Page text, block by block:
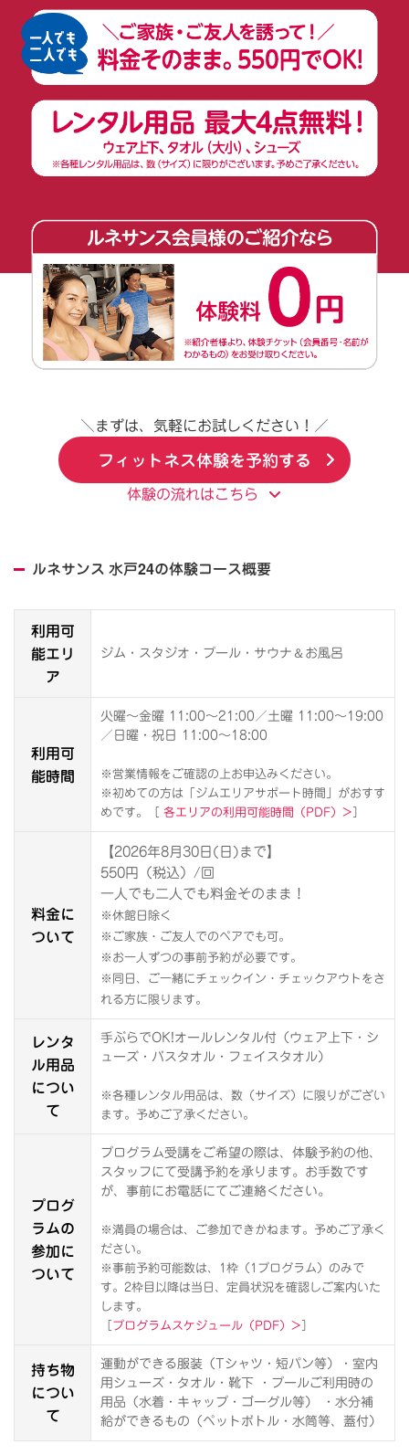
＼まずは、気軽にお試しください！／
フィットネス体験を予約する
体験の流れはこちら
ルネサンス 水戸24の体験コース概要
利用可
能エリ
ア
ジム・スタジオ・プール・サウナ ＆ お風呂
利用可
能時間
火曜～金曜 11:00～21:00／土曜 11:00～19:00
／日曜・祝日 11:00～18:00
※営業情報をご確認の上お申込みください。
※初めての方は「ジムエリアサポート時間」がおすす
めです。［ 各エリアの利用可能時間（PDF）>
料金に
ついて
【2026年8月30日(日)まで】
550円（税込）/回
一人でも二人でも料金そのまま！
※休館日除く
※ご家族・ご友人でのペアでも可。
※お一人ずつの事前予約が必要です。
※同日、ご一緒にチェックイン・チェックアウトをさ
れる方に限ります。
レンタ
ル用品
につい
て
手ぶらでOK!オールレンタル付（ウェア上下・シ
ューズ・バスタオル・フェイスタオル）
※各種レンタル用品は、数（サイズ）に限りがござい
ます。予めご了承ください。
プログ
ラムの
参加に
ついて
プログラム受講をご希望の際は、体験予約の他、
スタッフにて受講予約を承ります。お手数です
が、事前にお電話にてご連絡ください。
※満員の場合は、ご参加できかねます。予めご了承く
ださい。
※事前予約可能数は、1枠（1プログラム）のみで
す。2枠目以降は当日、定員状況を確認しご案内いた
します。
プログラムスケジュール（PDF）>
持ち物
につい
て
運動ができる服装（Tシャツ・短パン等）・室内
用シューズ・タオル・靴下 ・プールご利用時の
用品（水着・キャップ・ゴーグル等） ・水分補
給ができるもの（ペットボトル・水筒等、蓋付）